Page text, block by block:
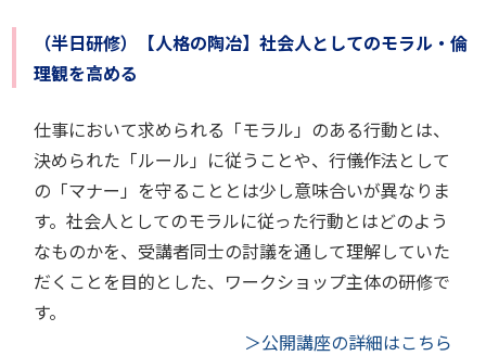
（半日研修）【人格の陶冶】社会人としてのモラル・倫
理観を高める
仕事において求められる「モラル」のある行動とは、
決められた「ルール」に従うことや、行儀作法として
の「マナー」を守ることとは少し意味合いが異なりま
す。社会人としてのモラルに従った行動とはどのよう
なものかを、受講者同士の討議を通して理解していた
だくことを目的とした、ワークショップ主体の研修で
す。
＞公開講座の詳細はこちら